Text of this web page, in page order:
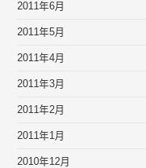
2011年6月
2011年5月
2011年4月
2011年3月
2011年2月
2011年1月
2010年12月